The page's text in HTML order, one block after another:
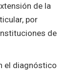
de la
por
de
el diagnóstico